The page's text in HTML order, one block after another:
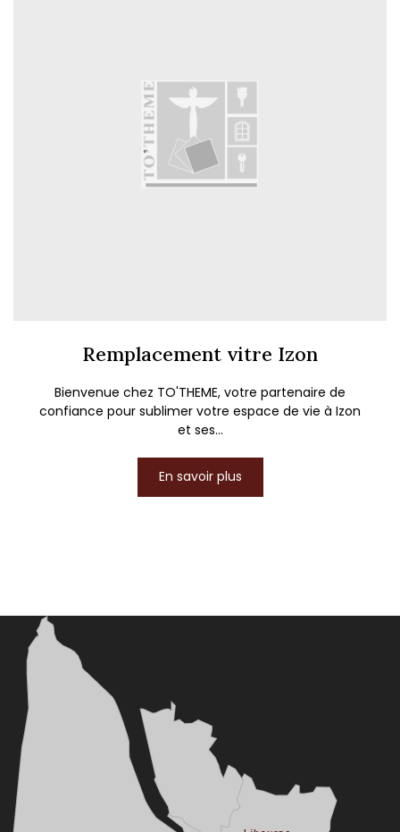
Remplacement vitre Izon
Bienvenue chez TO'THEME, votre partenaire de
confiance pour sublimer votre espace de vie à Izon
et ses...
En savoir plus